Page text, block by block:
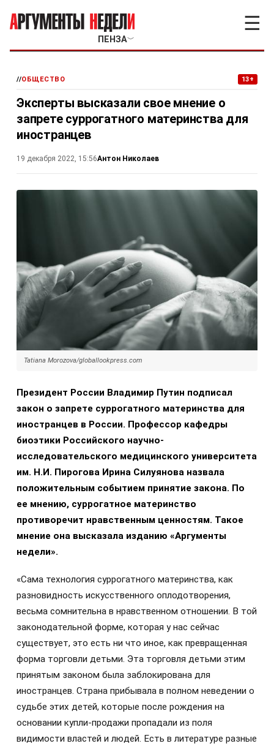
ПЕНЗА﹀
☰
//ОБЩЕСТВО 13+
Эксперты высказали свое мнение о
запрете суррогатного материнства для
иностранцев
19 декабря 2022, 15:56Антон Николаев
Tatiana Morozova/globallookpress.com
Президент России Владимир Путин подписал
закон о запрете суррогатного материнства для
иностранцев в России. Профессор кафедры
биоэтики Российского научно-
исследовательского медицинского университета
им. Н.И. Пирогова Ирина Силуянова назвала
положительным событием принятие закона. По
ее мнению, суррогатное материнство
противоречит нравственным ценностям. Такое
мнение она высказала изданию «Аргументы
недели».
«Сама технология суррогатного материнства, как
разновидность искусственного оплодотворения,
весьма сомнительна в нравственном отношении. В той
законодательной форме, которая у нас сейчас
существует, это есть ни что иное, как превращенная
форма торговли детьми. Эта торговля детьми этим
принятым законом была заблокирована для
иностранцев. Страна прибывала в полном неведении о
судьбе этих детей, которые после рождения на
основании купли-продажи пропадали из поля
видимости властей и людей. Есть в литературе разные